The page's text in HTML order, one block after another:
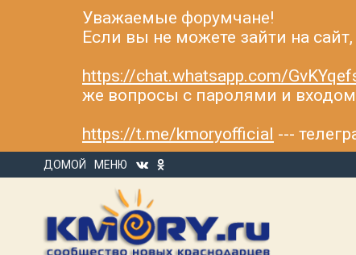
Уважаемые форумчане!
Если вы не можете зайти на
https://chat.whatsapp.com/
же вопросы с паролями и
https://t.me/kmoryofficial ---
ДОМОЙ МЕНЮ